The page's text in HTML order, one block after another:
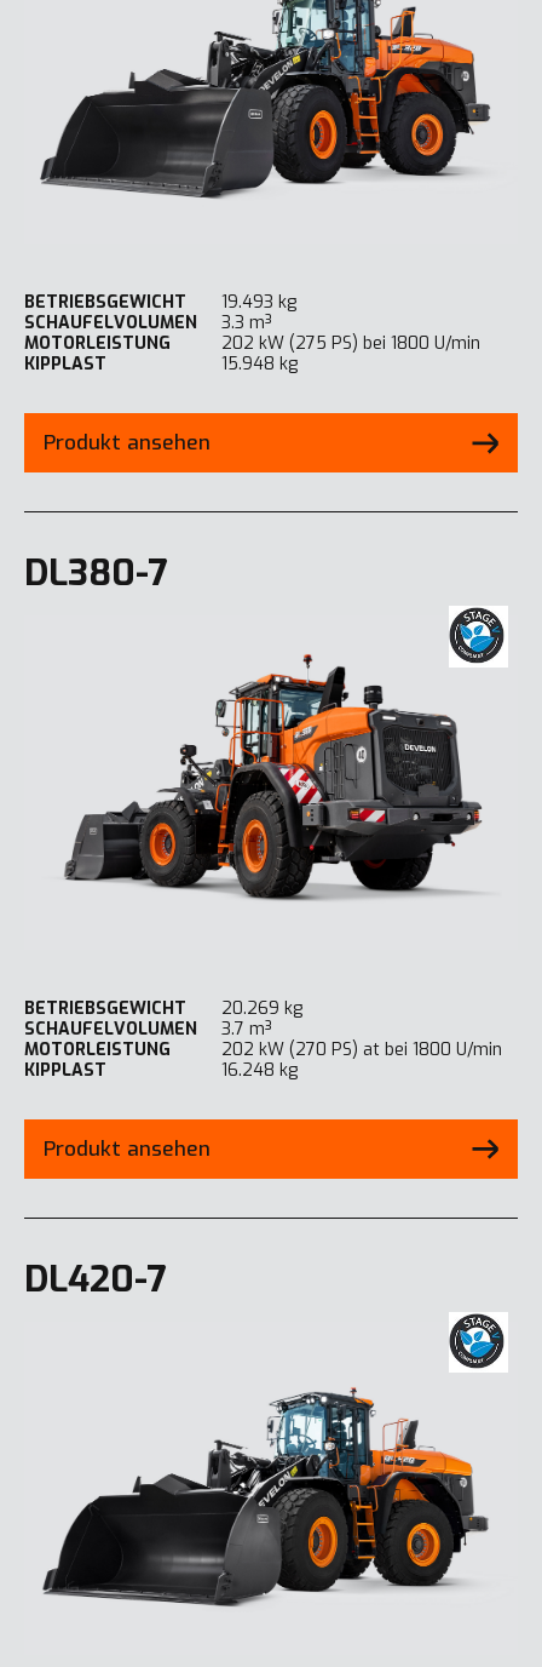
BETRIEBSGEWICHT
19.493 kg
SCHAUFELVOLUMEN
3.3 m³
MOTORLEISTUNG
202 kW (275 PS) bei 1800 U/min
KIPPLAST
15.948 kg
Produkt ansehen
DL380-7
BETRIEBSGEWICHT
20.269 kg
SCHAUFELVOLUMEN
3.7 m³
MOTORLEISTUNG
202 kW (270 PS) at bei 1800 U/min
KIPPLAST
16.248 kg
Produkt ansehen
DL420-7